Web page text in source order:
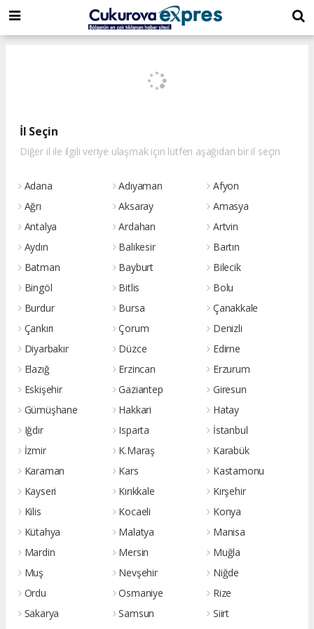
dini
chat
islami
chat
islami
sohbetler
İl Seçin
Diğer il ile ilgili veriye ulaşmak için lütfen aşağıdan bir il seçin
Adana Adıyaman
Afyon
Ağrı
Aksaray
Amasya
Antalya
Ardahan
Artvin
Aydın
Balıkesir
Bartın
Batman
Bayburt
Bilecik
Bingöl
Bitlis
Bolu
Burdur
Bursa
Çanakkale
Çankırı
Çorum
Denizli
Diyarbakır
Düzce
Edirne
Elazığ
Erzincan
Erzurum
Eskişehir
Gaziantep
Giresun
Gümüşhane
Hakkari
Hatay
Iğdır
Isparta
İstanbul
İzmir
K.Maraş
Karabük
Karaman
Kars
Kastamonu
Kayseri
Kırıkkale
Kırşehir
Kilis
Kocaeli
Konya
Kütahya
Malatya
Manisa
Mardin
Mersin
Muğla
Muş
Nevşehir
Niğde
Ordu
Osmaniye
Rize
Sakarya
Samsun
Siirt